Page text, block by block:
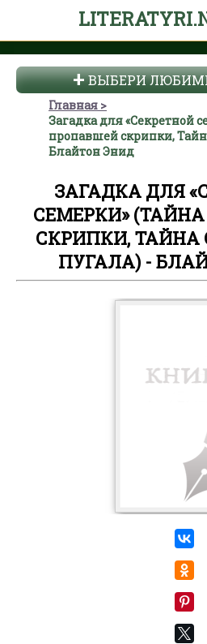
ВЫБЕРИ
Главная
Загадка для «Секретной
пропавшей скрипки,
Блайтон Энид
ЗАГАДКА ДЛЯ
СЕМЕРКИ»
СКРИПКИ, ТАЙНА
ПУГАЛА) -